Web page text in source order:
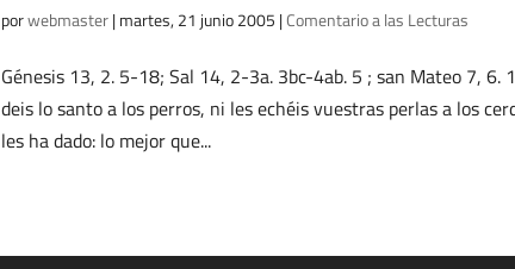
porwebmaster|martes, 21 junio 2005 |Comentario a las Lecturas
Génesis 13, 2. 5-18; Sal 14, 2-3a. 3bc-4ab. 5 ; san Mateo 7,
deis lo santo a los perros, ni les echéis vuestras perlas a los
les ha dado: lo mejor que...